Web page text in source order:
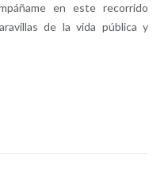
en este recorrido
de la vida pública y